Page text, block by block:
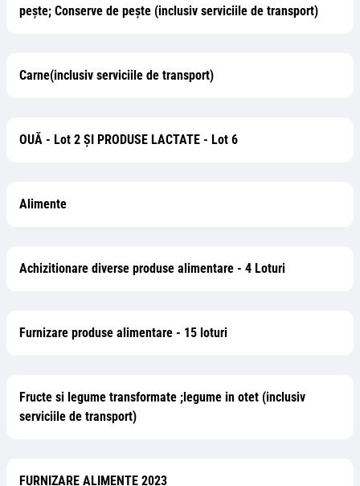
peşte; Conserve de peşte (inclusiv serviciile de transport)
Carne(inclusiv serviciile de transport)
OUĂ - Lot 2 ŞI PRODUSE LACTATE - Lot 6
Alimente
Achizitionare diverse produse alimentare - 4 Loturi
Furnizare produse alimentare - 15 loturi
Fructe si legume transformate ;legume in otet (inclusiv
serviciile de transport)
FURNIZARE ALIMENTE 2023